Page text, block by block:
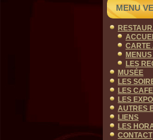
MENU
CARTE
LES
MUSÉE
LES
LES
LES
AUTRES
LIENS
LES
CONTACT